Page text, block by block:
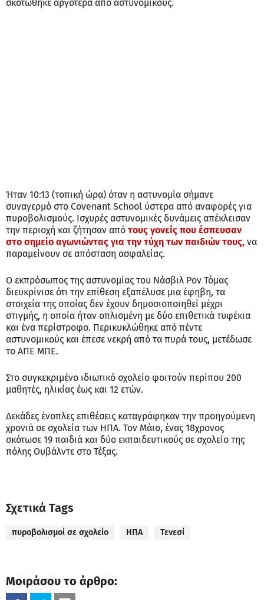
σκοτώθηκε αργότερα από αστυνομικούς.
Ήταν 10:13 (τοπική ώρα) όταν η αστυνομία σήμανε
συναγερμό στο Covenant School ύστερα από αναφορές για
πυροβολισμούς. Ισχυρές αστυνομικές δυνάμεις απέκλεισαν
την περιοχή και ζήτησαν από τους γονείς που έσπευσαν
στο σημείο αγωνιώντας για την τύχη των παιδιών τους, να
παραμείνουν σε απόσταση ασφαλείας.
Ο εκπρόσωπος της αστυνομίας του Νάσβιλ Ρον Τόμας
διευκρίνισε ότι την επίθεση εξαπέλυσε μια έφηβη, τα
στοιχεία της οποίας δεν έχουν δημοσιοποιηθεί μέχρι
στιγμής, η οποία ήταν οπλισμένη με δύο επιθετικά τυφέκια
και ένα περίστροφο. Περικυκλώθηκε από πέντε
αστυνομικούς και έπεσε νεκρή από τα πυρά τους, μετέδωσε
το ΑΠΕ ΜΠΕ.
Στο συγκεκριμένο ιδιωτικό σχολείο φοιτούν περίπου 200
μαθητές, ηλικίας έως και 12 ετών.
Δεκάδες ένοπλες επιθέσεις καταγράφηκαν την προηγούμενη
χρονιά σε σχολεία των ΗΠΑ. Τον Μάιο, ένας 18χρονος
σκότωσε 19 παιδιά και δύο εκπαιδευτικούς σε σχολείο της
πόλης Ουβάλντε στο Τέξας.
Σχετικά Tags
πυροβολισμοί σε σχολείο ΗΠΑ Τενεσί
Μοιράσου το άρθρο: